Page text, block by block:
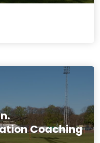
Coaching